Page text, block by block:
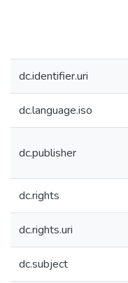
dc.identifier.uri
dc.language.iso
dc.publisher
dc.rights
dc.rights.uri
dc.subject